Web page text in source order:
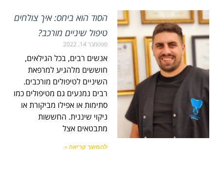
הסוד הוא ביחס: איך צולחים
טיפול שיניים מורכב?
ספטמבר 14, 2022
אנשים רבים, בכל הגילאים,
חוששים מלהגיע למרפאת
השיניים לטיפולים מורכבים.
רבים נמנעים גם מטיפולים כמו
סתימות או אפילו מביקורת או
ניקוי שיננית. החששות
מתבטאים אצל
להמשך קריאה »